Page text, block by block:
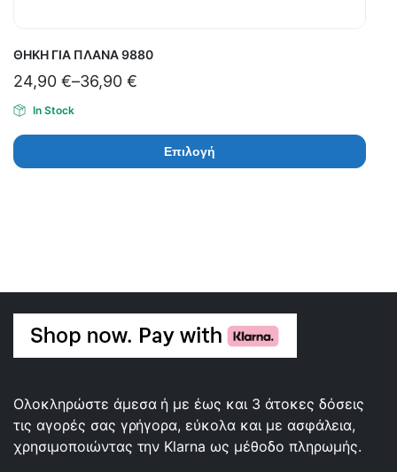
ΘΗΚΗ ΓΙΑ ΠΛΑΝΑ 9880
24,90 €–36,90 €
In Stock
Επιλογή
Ολοκληρώστε άμεσα ή με έως και 3 άτοκες δόσεις
τις αγορές σας γρήγορα, εύκολα και με ασφάλεια,
χρησιμοποιώντας την Klarna ως μέθοδο πληρωμής.